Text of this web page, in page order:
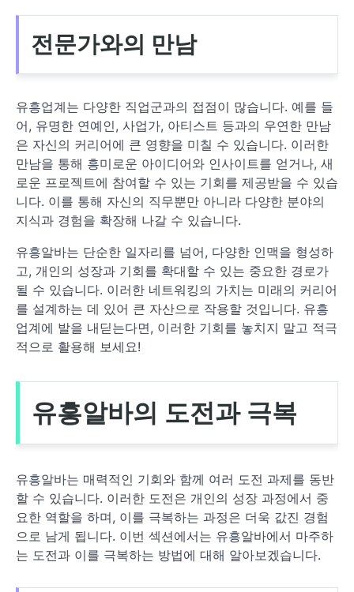
전문가와의 만남
유흥업계는 다양한 직업군과의 접점이 많습니다. 예를 들
어, 유명한 연예인, 사업가, 아티스트 등과의 우연한 만남
은 자신의 커리어에 큰 영향을 미칠 수 있습니다. 이러한
만남을 통해 흥미로운 아이디어와 인사이트를 얻거나, 새
로운 프로젝트에 참여할 수 있는 기회를 제공받을 수 있습
니다. 이를 통해 자신의 직무뿐만 아니라 다양한 분야의
지식과 경험을 확장해 나갈 수 있습니다.
유흥알바는 단순한 일자리를 넘어, 다양한 인맥을 형성하
고, 개인의 성장과 기회를 확대할 수 있는 중요한 경로가
될 수 있습니다. 이러한 네트워킹의 가치는 미래의 커리어
를 설계하는 데 있어 큰 자산으로 작용할 것입니다. 유흥
업계에 발을 내딛는다면, 이러한 기회를 놓치지 말고 적극
적으로 활용해 보세요!
유흥알바의 도전과 극복
유흥알바는 매력적인 기회와 함께 여러 도전 과제를 동반
할 수 있습니다. 이러한 도전은 개인의 성장 과정에서 중
요한 역할을 하며, 이를 극복하는 과정은 더욱 값진 경험
으로 남게 됩니다. 이번 섹션에서는 유흥알바에서 마주하
는 도전과 이를 극복하는 방법에 대해 알아보겠습니다.